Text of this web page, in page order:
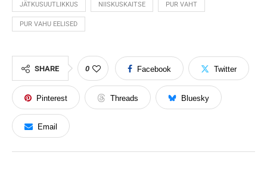
JÄTKUSUUTLIKKUS NIISKUSKAITSE PUR VAHT
PUR VAHU EELISED
SHARE 0 Facebook Twitter
Pinterest Threads Bluesky
Email